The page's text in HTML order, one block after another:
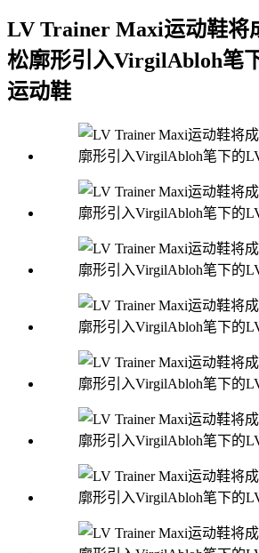
LV Trainer Maxi运动鞋将
松廓形引入VirgilAbloh笔
运动鞋